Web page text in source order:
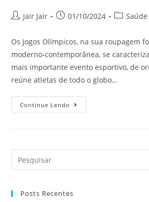
Jair Jair 01/10/2024 Saúde
Os Jogos Olímpicos, na sua roupagem
moderno-contemporânea, se
mais importante evento esportivo, de
reúne atletas de todo o globo…
Continue Lendo
Posts Recentes